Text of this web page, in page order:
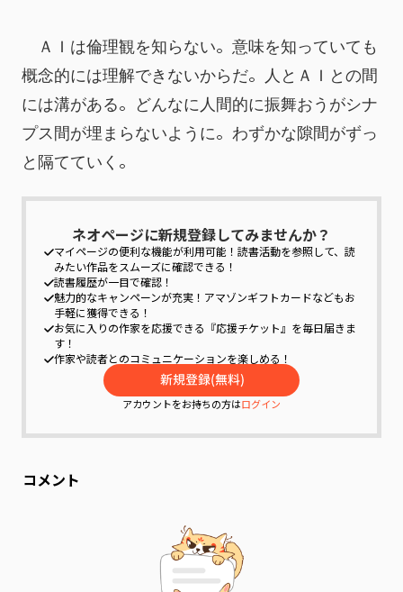
ＡＩは倫理観を知らない。意味を知っていても
概念的には理解できないからだ。人とＡＩとの間
には溝がある。どんなに人間的に振舞おうがシナ
プス間が埋まらないように。わずかな隙間がずっ
と隔てていく。
ネオページに新規登録してみませんか？
マイページの便利な機能が利用可能！ 読書活動を参照して、読
みたい作品をスムーズに確認できる！
読書履歴が一目で確認！
魅力的なキャンペーンが充実！ アマゾンギフトカードなどもお
手軽に獲得できる！
お気に入りの作家を応援できる『応援チケット』を毎日届きま
す！
作家や読者とのコミュニケーションを楽しめる！
アカウントをお持ちの方はログイン
コメント